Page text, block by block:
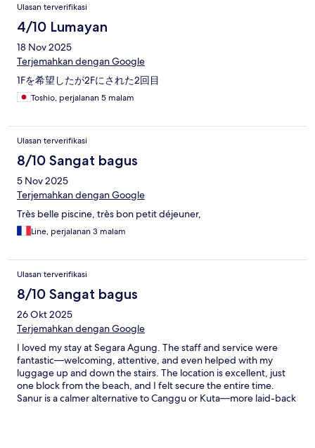
Ulasan terverifikasi
4/10 Lumayan
18 Nov 2025
Terjemahkan dengan Google
1Fを希望したが2Fにされた2回目
Toshio, perjalanan 5 malam
Ulasan terverifikasi
8/10 Sangat bagus
5 Nov 2025
Terjemahkan dengan Google
Très belle piscine, très bon petit déjeuner,
Line, perjalanan 3 malam
Ulasan terverifikasi
8/10 Sangat bagus
26 Okt 2025
Terjemahkan dengan Google
I loved my stay at Segara Agung. The staff and service were
fantastic—welcoming, attentive, and even helped with my
luggage up and down the stairs. The location is excellent, just
one block from the beach, and I felt secure the entire time.
Sanur is a calmer alternative to Canggu or Kuta—more laid-back